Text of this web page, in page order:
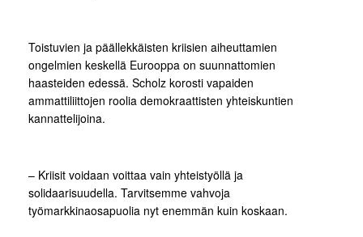
Toistuvien ja päällekkäisten kriisien aiheuttamien
ongelmien keskellä Eurooppa on suunnattomien
haasteiden edessä. Scholz korosti vapaiden
ammattiliittojen roolia demokraattisten yhteiskuntien
kannattelijoina.
– Kriisit voidaan voittaa vain yhteistyöllä ja
solidaarisuudella. Tarvitsemme vahvoja
työmarkkinaosapuolia nyt enemmän kuin koskaan.